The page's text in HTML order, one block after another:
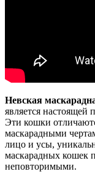
Невская
является настоящей
Эти кошки
маскарадными
лицо и усы,
маскарадных кошек
неповторимыми.